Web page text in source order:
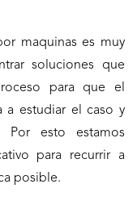
maquinas es muy
soluciones que
para que el
a estudiar el caso y
Por esto estamos
para recurrir a
posible.